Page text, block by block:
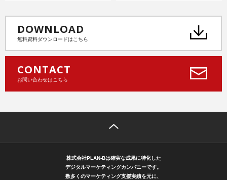
DOWNLOAD
無料資料ダウンロードはこちら
CONTACT
お問い合わせはこちら
株式会社PLAN-Bは確実な成果に特化した
デジタルマーケティングカンパニーです。
数多くのマーケティング支援実績を元に、